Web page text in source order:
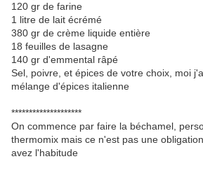
120 gr de farine
1 litre de lait écrémé
380 gr de crème liquide entière
18 feuilles de lasagne
140 gr d'emmental râpé
Sel, poivre, et épices de votre choix, moi
mélange d'épices italienne
********************
On commence par faire la béchamel,
thermomix mais ce n'est pas une
avez l'habitude